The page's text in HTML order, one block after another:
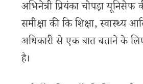
अभिनेत्री प्रियंका चोपड़ा यूनिसेफ
समीक्षा की कि शिक्षा, स्वास्थ्य
अधिकारी से एक बात बताने के
है।